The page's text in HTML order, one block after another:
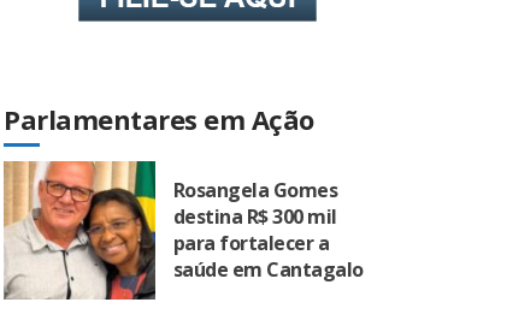
Parlamentares em Ação
Rosangela Gomes
destina R$ 300 mil
para fortalecer a
saúde em Cantagalo